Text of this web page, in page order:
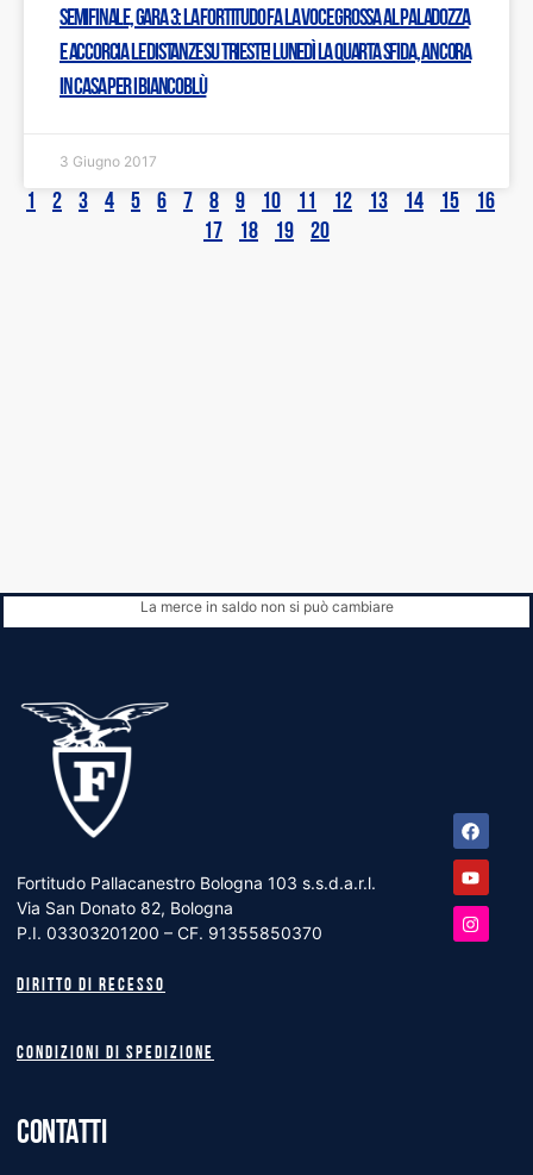
Semifinale, gara 3: La Fortitudo fa la voce grossa al PalaDozza
e accorcia le distanze su Trieste! Lunedì la quarta sfida, ancora
in casa per i biancoblù
3 Giugno 2017
1 2 3 4 5 6 7 8 9 10 11 12 13 14 15
16
17
18 19 20
Facebook
Youtube
Instagram
La merce in saldo non si può cambiare
Fortitudo Pallacanestro Bologna 103 s.s.d.a.r.l.
Via San Donato 82, Bologna
P.I. 03303201200 – CF. 91355850370
Diritto di recesso
Condizioni di spedizione
CONTATTI